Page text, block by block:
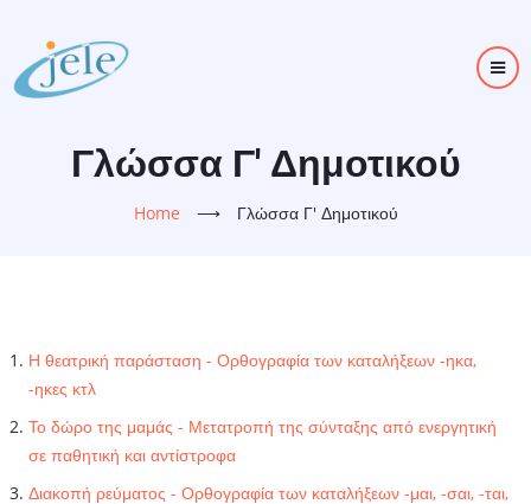
main
content
Γλώσσα Γ' Δημοτικού
Home ⟶ Γλώσσα Γ' Δημοτικού
Η θεατρική παράσταση - Ορθογραφία των καταλήξεων -ηκα,
-ηκες κτλ
Το δώρο της μαμάς - Μετατροπή της σύνταξης από ενεργητική
σε παθητική και αντίστροφα
Διακοπή ρεύματος - Ορθογραφία των καταλήξεων -μαι, -σαι, -ται,